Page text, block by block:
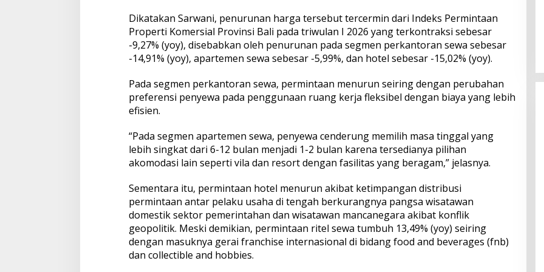
6
,
P
e
s
e
Dikatakan Sarwani, penurunan harga tersebut tercermin dari Indeks Permintaan
Properti Komersial Provinsi Bali pada triwulan I 2026 yang terkontraksi sebesar
-9,27% (yoy), disebabkan oleh penurunan pada segmen perkantoran sewa sebesar
-14,91% (yoy), apartemen sewa sebesar -5,99%, dan hotel sebesar -15,02% (yoy).
Pada segmen perkantoran sewa, permintaan menurun seiring dengan perubahan
preferensi penyewa pada penggunaan ruang kerja fleksibel dengan biaya yang lebih
efisien.
“Pada segmen apartemen sewa, penyewa cenderung memilih masa tinggal yang
lebih singkat dari 6-12 bulan menjadi 1-2 bulan karena tersedianya pilihan
akomodasi lain seperti vila dan resort dengan fasilitas yang beragam,” jelasnya.
Sementara itu, permintaan hotel menurun akibat ketimpangan distribusi
permintaan antar pelaku usaha di tengah berkurangnya pangsa wisatawan
domestik sektor pemerintahan dan wisatawan mancanegara akibat konflik
geopolitik. Meski demikian, permintaan ritel sewa tumbuh 13,49% (yoy) seiring
dengan masuknya gerai franchise internasional di bidang food and beverages (fnb)
dan collectible and hobbies.
Perkuat Ekosistem Pariwisata
dan Serapan Investasi, Sira
Village Grand Outlet Bali Resmi
Dibuka di KEK Kura Kura